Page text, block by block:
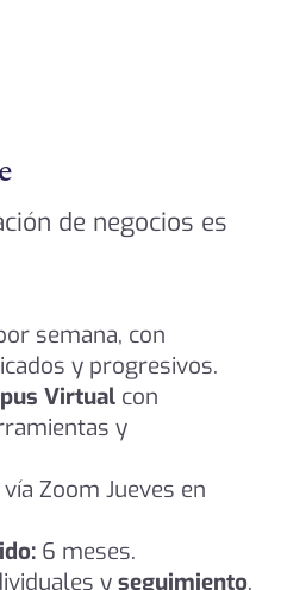
de negocios es
semana, con
y progresivos.
Virtualcon
y
vía Zoom Jueves en
6 meses.
y seguimiento.